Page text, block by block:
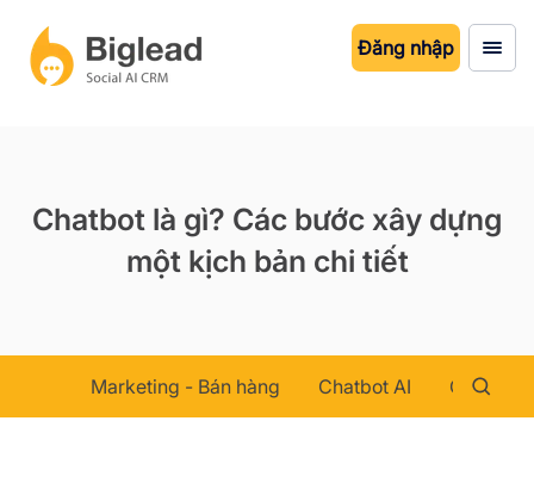
Đăng nhập
Chatbot là gì? Các bước xây dựng
một kịch bản chi tiết
Marketing - Bán hàng Chatbot AI Chăm